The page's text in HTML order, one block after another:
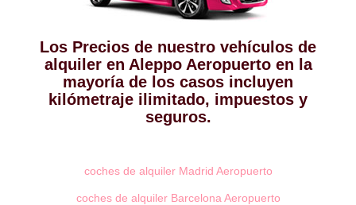
Los Precios de nuestro vehículos de
alquiler en Aleppo Aeropuerto en la
mayoría de los casos incluyen
kilómetraje ilimitado, impuestos y
seguros.
coches de alquiler Madrid Aeropuerto
coches de alquiler Barcelona Aeropuerto